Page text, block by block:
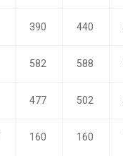
390 440
582 588
477 502
160 160